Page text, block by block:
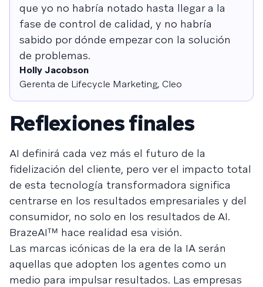
que yo no habría notado hasta llegar a la
fase de control de calidad, y no habría
sabido por dónde empezar con la solución
de problemas.
Holly Jacobson
Gerenta de Lifecycle Marketing, Cleo
Reflexiones finales
AI definirá cada vez más el futuro de la
fidelización del cliente, pero ver el impacto total
de esta tecnología transformadora significa
centrarse en los resultados empresariales y del
consumidor, no solo en los resultados de AI.
BrazeAIᵀᴹ hace realidad esa visión.
Las marcas icónicas de la era de la IA serán
aquellas que adopten los agentes como un
medio para impulsar resultados. Las empresas